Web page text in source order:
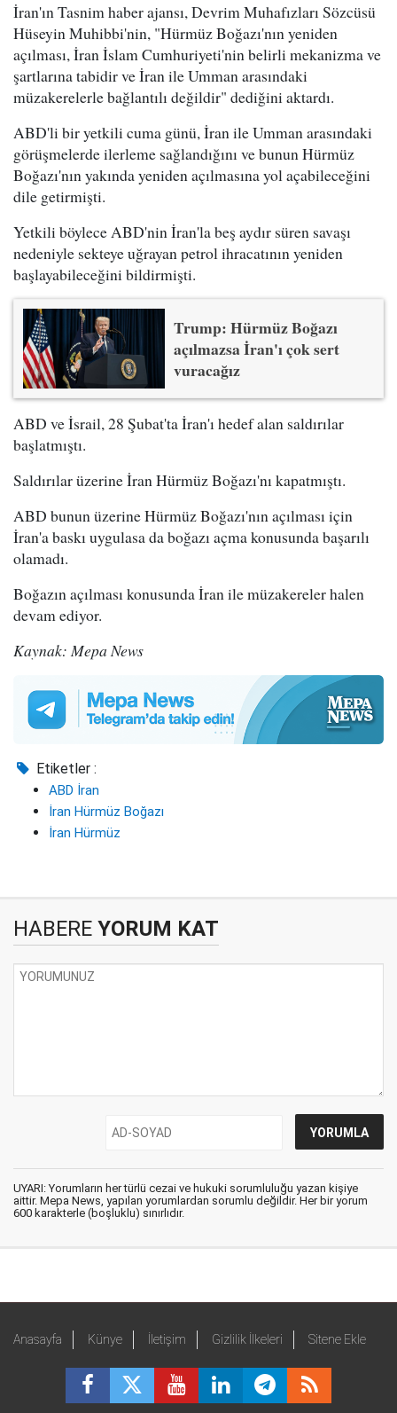
İran'ın Tasnim haber ajansı, Devrim Muhafızları Sözcüsü
Hüseyin Muhibbi'nin, "Hürmüz Boğazı'nın yeniden
açılması, İran İslam Cumhuriyeti'nin belirli mekanizma ve
şartlarına tabidir ve İran ile Umman arasındaki
müzakerelerle bağlantılı değildir" dediğini aktardı.
ABD'li bir yetkili cuma günü, İran ile Umman arasındaki
görüşmelerde ilerleme sağlandığını ve bunun Hürmüz
Boğazı'nın yakında yeniden açılmasına yol açabileceğini
dile getirmişti.
Yetkili böylece ABD'nin İran'la beş aydır süren savaşı
nedeniyle sekteye uğrayan petrol ihracatının yeniden
başlayabileceğini bildirmişti.
Trump: Hürmüz Boğazı
açılmazsa İran'ı çok sert
vuracağız
ABD ve İsrail, 28 Şubat'ta İran'ı hedef alan saldırılar
başlatmıştı.
Saldırılar üzerine İran Hürmüz Boğazı'nı kapatmıştı.
ABD bunun üzerine Hürmüz Boğazı'nın açılması için
İran'a baskı uygulasa da boğazı açma konusunda başarılı
olamadı.
Boğazın açılması konusunda İran ile müzakereler halen
devam ediyor.
Kaynak: Mepa News
Etiketler :
ABD İran
İran Hürmüz Boğazı
İran Hürmüz
HABERE YORUM KAT
UYARI: Yorumların her türlü cezai ve hukuki sorumluluğu yazan kişiye
aittir. Mepa News, yapılan yorumlardan sorumlu değildir. Her bir yorum
600 karakterle (boşluklu) sınırlıdır.
Anasayfa Künye İletişim Gizlilik İlkeleri Sitene Ekle